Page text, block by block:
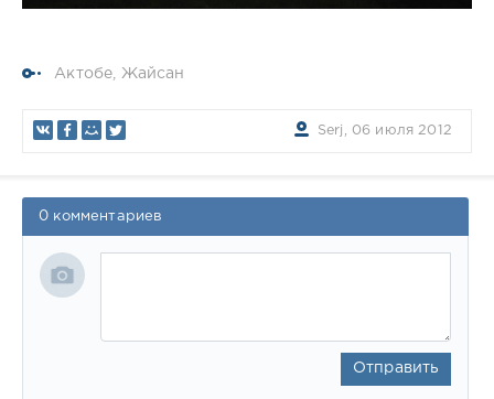
Актобе Жайсан
Serj, 06 июля 2012
0 комментариев
Отправить